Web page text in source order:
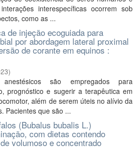
interespecíficas ocorrem sob
como as ...
de injeção ecoguiada para
por abordagem lateral proximal
de corante em equinos :
)
anestésicos são empregados para
prognóstico e sugerir a terapêutica em
além de serem úteis no alívio da
Pacientes que são ...
(Bubalus bubalis L.)
com dietas contendo
volumoso e concentrado